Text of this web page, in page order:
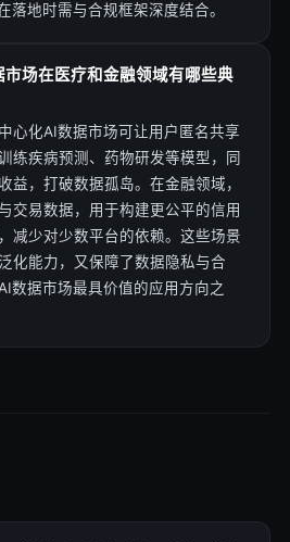
落地时需与合规框架深度结合。
场在医疗和金融领域有哪些典
心化AI数据市场可让用户匿名共享
练疾病预测、药物研发等模型，同
益，打破数据孤岛。在金融领域，
交易数据，用于构建更公平的信用
减少对少数平台的依赖。这些场景
化能力，又保障了数据隐私与合
数据市场最具价值的应用方向之